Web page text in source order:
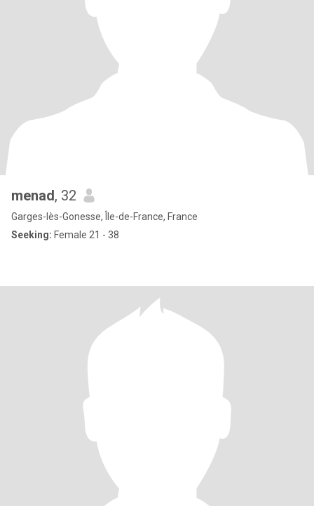
menad, 32
Garges-lès-Gonesse, Île-de-France, France
Seeking: Female 21 - 38